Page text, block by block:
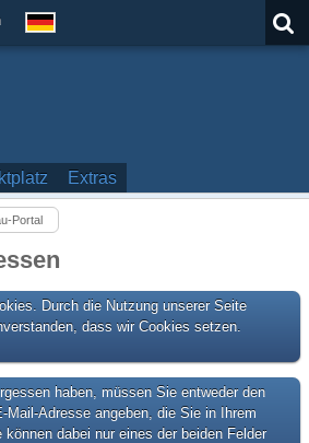
Extras
Portal
Durch die Nutzung unserer Seite
dass wir Cookies setzen.
haben, müssen Sie entweder den
Mail-Adresse angeben, die Sie in Ihrem
dabei nur eines der beiden Felder